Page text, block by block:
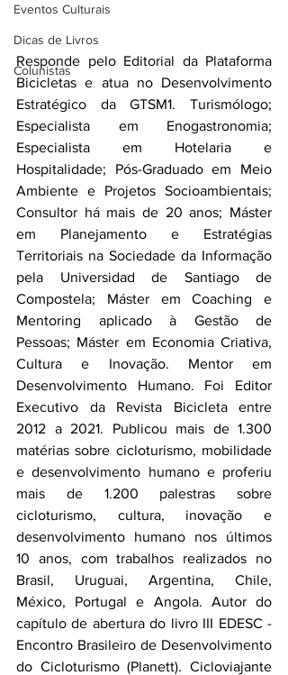
Eventos Culturais
Dicas de Livros
Colunistas
Responde pelo Editorial da Plataforma
Bicicletas e atua no Desenvolvimento
Estratégico da GTSM1. Turismólogo;
Especialista em Enogastronomia;
Especialista em Hotelaria e
Hospitalidade; Pós-Graduado em Meio
Ambiente e Projetos Socioambientais;
Consultor há mais de 20 anos; Máster
em Planejamento e Estratégias
Territoriais na Sociedade da Informação
pela Universidad de Santiago de
Compostela; Máster em Coaching e
Mentoring aplicado à Gestão de
Pessoas; Máster em Economia Criativa,
Cultura e Inovação. Mentor em
Desenvolvimento Humano. Foi Editor
Executivo da Revista Bicicleta entre
2012 a 2021. Publicou mais de 1.300
matérias sobre cicloturismo, mobilidade
e desenvolvimento humano e proferiu
mais de 1.200 palestras sobre
cicloturismo, cultura, inovação e
desenvolvimento humano nos últimos
10 anos, com trabalhos realizados no
Brasil, Uruguai, Argentina, Chile,
México, Portugal e Angola. Autor do
capítulo de abertura do livro III EDESC -
Encontro Brasileiro de Desenvolvimento
do Cicloturismo (Planett). Cicloviajante